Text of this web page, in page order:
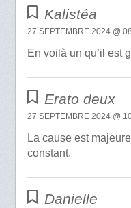
Kalistéa
27 SEPTEMBRE 2024 @
En voilà un qu’il est
Erato deux
27 SEPTEMBRE 2024 @
La cause est
constant.
Danielle